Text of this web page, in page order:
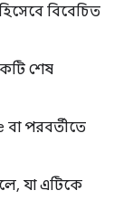
বিবেচিত
শেষ
বা পরবর্তীতে
যা এটিকে